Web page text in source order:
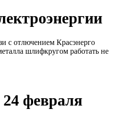
с отлючением Красэнерго
шлифкругом работать не
февраля